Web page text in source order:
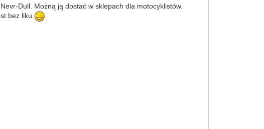
Dull. Możną ją dostać w sklepach dla motocyklistów.
bez liku